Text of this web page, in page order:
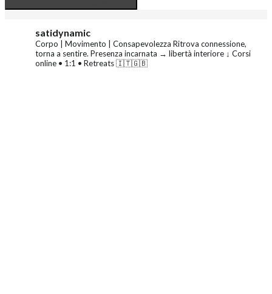
satidynamic
Corpo | Movimento | Consapevolezza Ritrova connessione,
torna a sentire. Presenza incarnata → libertà interiore ↓ Corsi
online • 1:1 • Retreats 🇮🇹🇬🇧